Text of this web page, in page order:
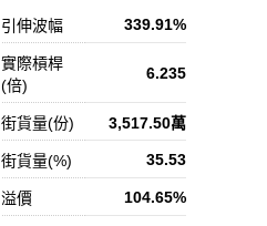
引伸波幅 339.91%
實際槓桿
(倍)
6.235
街貨量(份) 3,517.50萬
街貨量(%) 35.53
溢價 104.65%